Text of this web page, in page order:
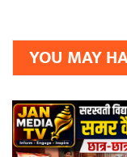
YOU MAY